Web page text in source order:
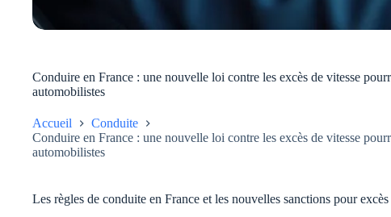
Conduire en France : une nouvelle loi contre les excès de vitesse
automobilistes
Accueil
Conduite
Conduire en France : une nouvelle loi contre les excès de vitesse
automobilistes
Les règles de conduite en France et les nouvelles sanctions pour excès